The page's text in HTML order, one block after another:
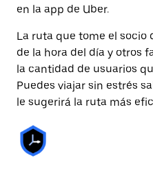
en la app de Uber.
La ruta que tome el socio
de la hora del día y otros
la cantidad de usuarios
Puedes viajar sin estrés
le sugerirá la ruta más